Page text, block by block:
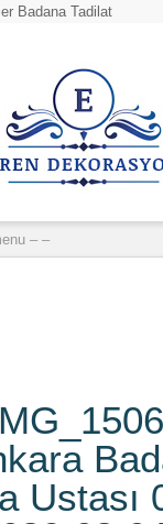
Badana Tadilat
Ustası